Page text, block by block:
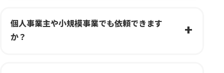
個人事業主や小規模事業でも依頼できます
か？